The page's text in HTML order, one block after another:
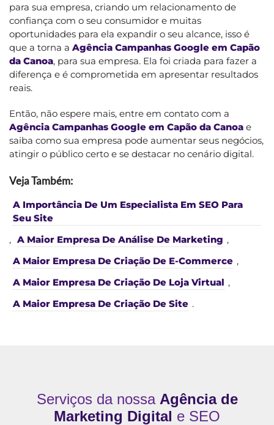
para sua empresa, criando um relacionamento de
confiança com o seu consumidor e muitas
oportunidades para ela expandir o seu alcance, isso é
que a torna a Agência Campanhas Google em Capão
da Canoa, para sua empresa. Ela foi criada para fazer a
diferença e é comprometida em apresentar resultados
reais.
Então, não espere mais, entre em contato com a
Agência Campanhas Google em Capão da Canoa e
saiba como sua empresa pode aumentar seus negócios,
atingir o público certo e se destacar no cenário digital.
Veja Também:
A Importância De Um Especialista Em SEO Para
Seu Site
, A Maior Empresa De Análise De Marketing ,
A Maior Empresa De Criação De E-Commerce ,
A Maior Empresa De Criação De Loja Virtual ,
A Maior Empresa De Criação De Site .
Serviços da nossa Agência de
Marketing Digital e SEO